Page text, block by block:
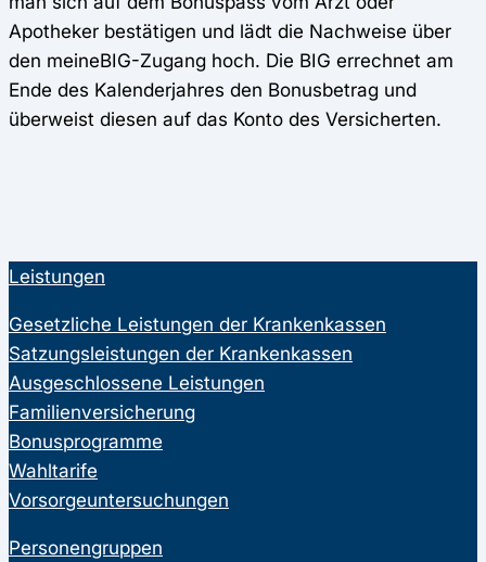
Apotheker bestätigen und lädt die Nachweise über
den meineBIG-Zugang hoch. Die BIG errechnet am
Ende des Kalenderjahres den Bonusbetrag und
überweist diesen auf das Konto des Versicherten.
Leistungen
Gesetzliche Leistungen der Krankenkassen
Satzungsleistungen der Krankenkassen
Ausgeschlossene Leistungen
Familienversicherung
Bonusprogramme
Wahltarife
Vorsorgeuntersuchungen
Personengruppen